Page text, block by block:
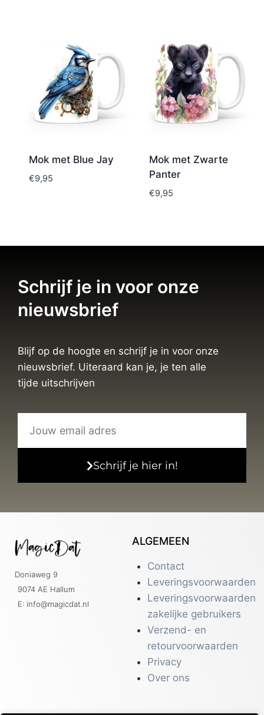
Mok met Blue Jay
€9,95
Mok met Zwarte
Panter
€9,95
Schrijf je in voor onze
nieuwsbrief
Blijf op de hoogte en schrijf je in voor onze
nieuwsbrief. Uiteraard kan je, je ten alle
tijde uitschrijven
Schrijf je hier in!
Doniaweg 9
9074 AE Hallum
E: info@magicdat.nl
ALGEMEEN
Contact
Leveringsvoorwaarden
Leveringsvoorwaarden
zakelijke gebruikers
Verzend- en
retourvoorwaarden
Privacy
Over ons